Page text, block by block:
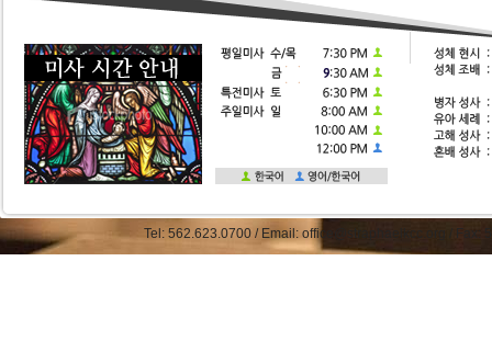
Tel: 562.623.0700 / Email: office@straphaelkcc.org /